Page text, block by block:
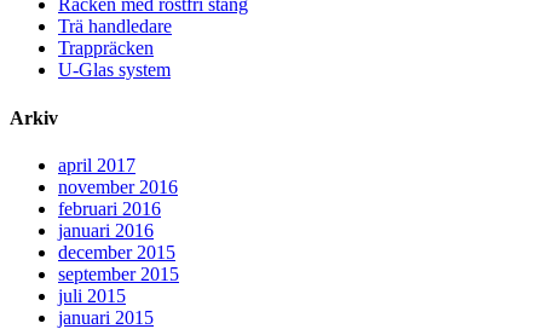
Räcken med rostfri stång
Trä handledare
Trappräcken
U-Glas system
Arkiv
april 2017
november 2016
februari 2016
januari 2016
december 2015
september 2015
juli 2015
januari 2015